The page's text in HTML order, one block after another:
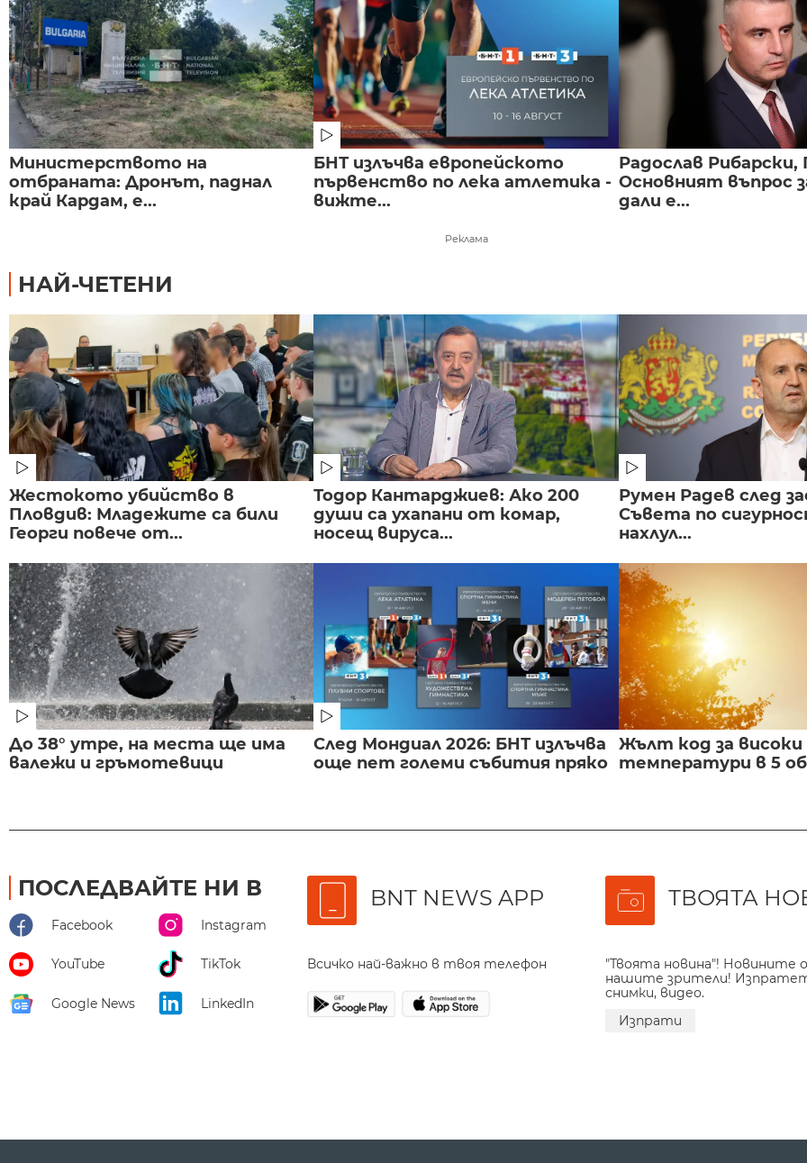
Министерството на
отбраната: Дронът, паднал
край Кардам, е...
БНТ излъчва европейското
първенство по лека атлетика -
вижте...
Радослав Рибарски,
Основният въпрос
дали е...
Реклама
НАЙ-ЧЕТЕНИ
Жестокото убийство в
Пловдив: Младежите са били
Георги повече от...
Тодор Кантарджиев: Ако 200
души са ухапани от комар,
носещ вируса...
Румен Радев след
Съвета по
нахлул...
До 38° утре, на места ще има
валежи и гръмотевици
След Мондиал 2026: БНТ излъчва
още пет големи събития пряко
Жълт код за високи
температури в 5
ПОСЛЕДВАЙТЕ НИ В
Facebook Instagram
YouTube TikTok
Google News LinkedIn
BNT NEWS APP
Всичко най-важно в твоя телефон
ТВОЯТА
"Твоята новина"! Новините
нашите зрители!
снимки, видео.
Изпрати